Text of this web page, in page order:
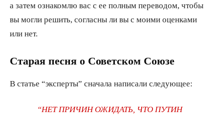
а затем ознакомлю вас с ее полным переводом, чтобы
вы могли решить, согласны ли вы с моими оценками
или нет.
Старая песня о Советском Союзе
В статье “эксперты” сначала написали следующее:
“НЕТ ПРИЧИН ОЖИДАТЬ, ЧТО ПУТИН